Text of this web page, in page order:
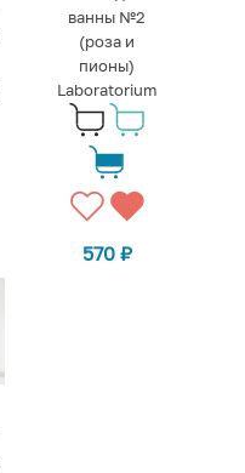
ванны №2
(роза и
пионы)
Laboratorium
570 ₽